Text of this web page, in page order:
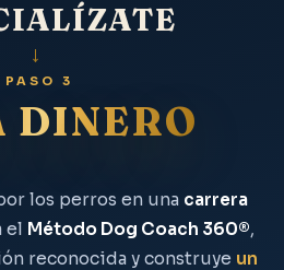
→
PASO 3
DINERO
los perros en una carrera
el Método Dog Coach 360®,
reconocida y construye un